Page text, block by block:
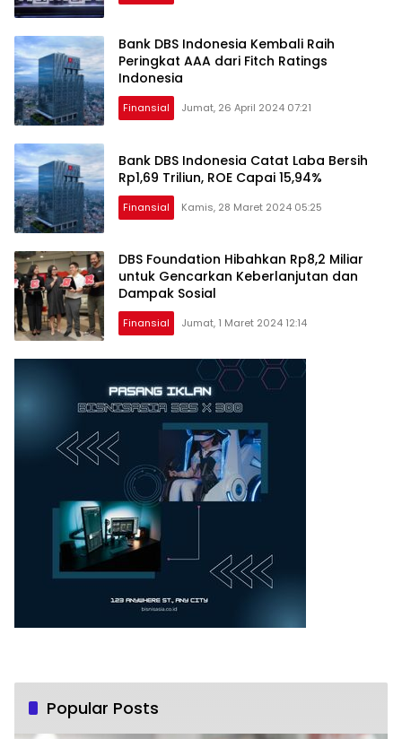
Bank DBS Indonesia Kembali Raih
Peringkat AAA dari Fitch Ratings
Indonesia
Finansial Jumat, 26 April 2024 07:21
Bank DBS Indonesia Catat Laba Bersih
Rp1,69 Triliun, ROE Capai 15,94%
Finansial Kamis, 28 Maret 2024 05:25
DBS Foundation Hibahkan Rp8,2 Miliar
untuk Gencarkan Keberlanjutan dan
Dampak Sosial
Finansial Jumat, 1 Maret 2024 12:14
Popular Posts